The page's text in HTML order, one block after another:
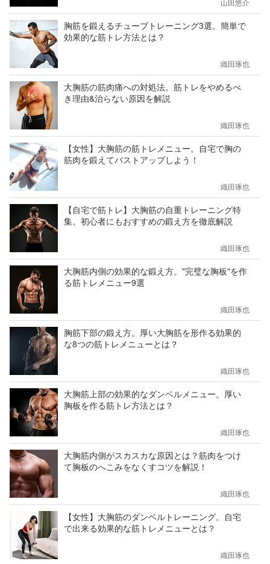
山田悠介
胸筋を鍛えるチューブトレーニング3選。簡単で
効果的な筋トレ方法とは？
織田琢也
大胸筋の筋肉痛への対処法。筋トレをやめるべ
き理由&治らない原因を解説
織田琢也
【女性】大胸筋の筋トレメニュー。自宅で胸の
筋肉を鍛えてバストアップしよう！
織田琢也
【自宅で筋トレ】大胸筋の自重トレーニング特
集。初心者にもおすすめの鍛え方を徹底解説
織田琢也
大胸筋内側の効果的な鍛え方。"完璧な胸板"を作
る筋トレメニュー9選
織田琢也
胸筋下部の鍛え方。厚い大胸筋を形作る効果的
な8つの筋トレメニューとは？
織田琢也
大胸筋上部の効果的なダンベルメニュー。厚い
胸板を作る筋トレ方法とは？
織田琢也
大胸筋内側がスカスカな原因とは？筋肉をつけ
て胸板のへこみをなくすコツを解説！
織田琢也
【女性】大胸筋のダンベルトレーニング。自宅
で出来る効果的な筋トレメニューとは？
織田琢也